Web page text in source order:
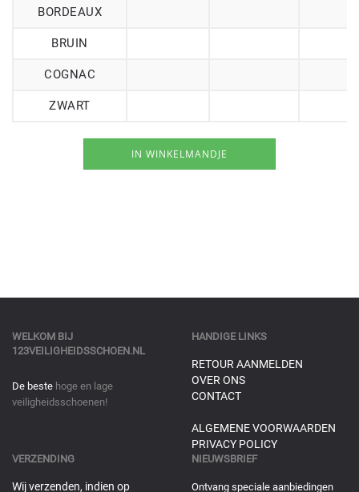
BORDEAUX
BRUIN
COGNAC
ZWART
WELKOM BIJ
123VEILIGHEIDSSCHOEN.NL
De beste hoge en lage
veiligheidsschoenen!
HANDIGE LINKS
RETOUR AANMELDEN
OVER ONS
CONTACT
ALGEMENE VOORWAARDEN
PRIVACY POLICY
VERZENDING
Wij verzenden, indien op
NIEUWSBRIEF
Ontvang speciale aanbiedingen